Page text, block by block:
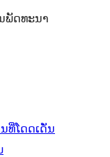
ພັດທະນາ
ນທີ່ໂດດເດັ່ນ